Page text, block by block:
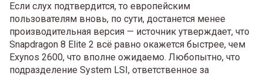
Если слух подтвердится, то европейским
пользователям вновь, по сути, достанется менее
производительная версия — источник утверждает, что
Snapdragon 8 Elite 2 всё равно окажется быстрее, чем
Exynos 2600, что вполне ожидаемо. Любопытно, что
подразделение System LSI, ответственное за